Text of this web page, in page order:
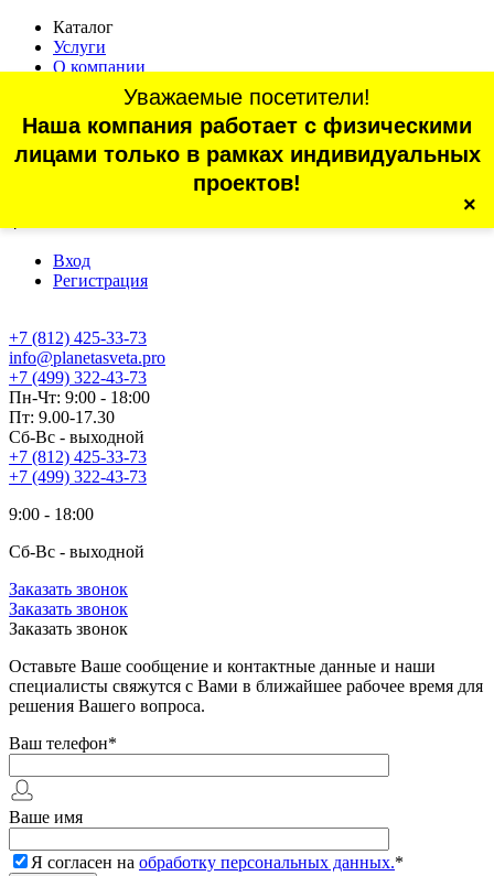
Каталог
Услуги
О компании
Статьи
Контакты
Отзывы
г. Санкт-Петербург, проспект Обуховской Обороны, 70, корп.
Вход
Регистрация
+7 (812) 425-33-73
Уважаемые посетители!
Наша компания работает с физическими
лицами только в рамках индивидуальных
проектов!
×
info@planetasveta.pro
+7 (499) 322-43-73
Пн-Чт: 9:00 - 18:00
Пт: 9.00-17.30
Сб-Вс - выходной
+7 (812) 425-33-73
+7 (499) 322-43-73
9:00 - 18:00
Сб-Вс - выходной
Заказать звонок
Заказать звонок
Заказать звонок
Оставьте Ваше сообщение и контактные данные и наши
специалисты свяжутся с Вами в ближайшее рабочее время для
решения Вашего вопроса.
Ваш телефон*
Ваше имя
Я согласен на обработку персональных данных.*